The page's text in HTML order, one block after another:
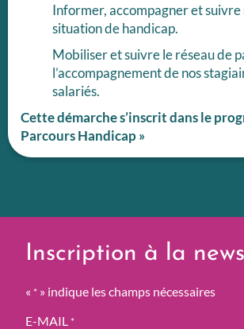
Informer, accompagner et suivre
situation de handicap.
Mobiliser et suivre le réseau de
l’accompagnement de nos
salariés.
Cette démarche s’inscrit dans le
Parcours Handicap »
Inscription à la
« * » indique les champs nécessaires
E-MAIL *